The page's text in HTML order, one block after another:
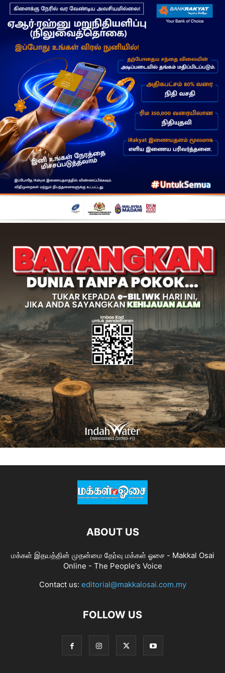
ABOUT US
மக்கள் இதயத்தின் முதன்மை தேர்வு மக்கள் ஓசை - Makkal Osai
Online - The People's Voice
Contact us: editorial@makkalosai.com.my
FOLLOW US